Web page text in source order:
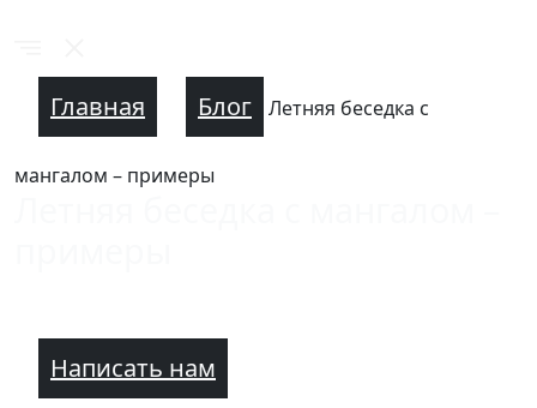
Главная Блог Летняя беседка с
мангалом – примеры
Написать нам